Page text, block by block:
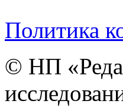
Политика
© НП